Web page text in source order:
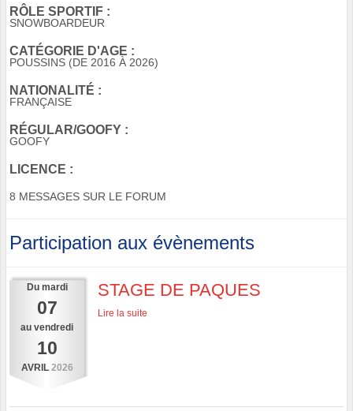
RÔLE SPORTIF :
SNOWBOARDEUR
CATÉGORIE D'AGE :
POUSSINS (DE 2016 À 2026)
NATIONALITÉ :
FRANÇAISE
RÉGULAR/GOOFY :
GOOFY
LICENCE :
8 MESSAGES SUR LE FORUM
Participation aux évènements
Du mardi
07
au vendredi
10
AVRIL 2026
STAGE DE PAQUES
Lire la suite